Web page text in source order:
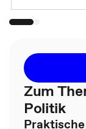
Zum
Politik